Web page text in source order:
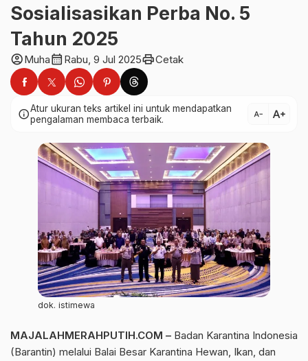
Sosialisasikan Perba No. 5
Tahun 2025
account_circleMuhacalendar_month Rabu, 9 Jul 2025printCetak
infoAtur ukuran teks artikel ini untuk mendapatkan
pengalaman membaca terbaik.
text_decrease text_increase
dok. istimewa
MAJALAHMERAHPUTIH.COM – Badan Karantina Indonesia
(Barantin) melalui Balai Besar Karantina Hewan, Ikan, dan